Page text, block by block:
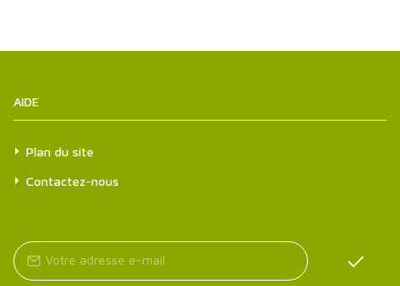
AIDE
Plan du site
Contactez-nous